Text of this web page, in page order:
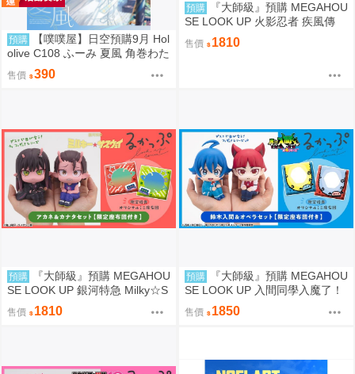
預購
【噗噗屋】日空預購9月 Hol
olive C108 ふーみ 夏風 角巻わた
角卷綿芽 watame
售價 390
預購
『大師級』預購 MEGAHOU
SE LOOK UP 火影忍者 疾風傳
漩渦鳴人＆自來也 套組 附特典
售價 1810
預購
『大師級』預購 MEGAHOU
SE LOOK UP 銀河特急 Milky☆S
ubway 朱音＆鐵多 套組 附特典
售價 1810
預購
『大師級』預購 MEGAHOU
SE LOOK UP 入間同學入魔了！
鈴木入間＆歐佩拉 套組 附特典
售價 1850